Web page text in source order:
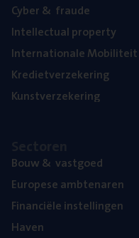
Cyber& fraude
Intel­lec­tu­al property
Inter­na­ti­o­na­le Mobiliteit
Kre­diet­ver­ze­ke­ring
Kunst­ver­ze­ke­ring
Bouw& vastgoed
Euro­pe­se ambtenaren
Finan­ci­ë­le instellingen
Haven